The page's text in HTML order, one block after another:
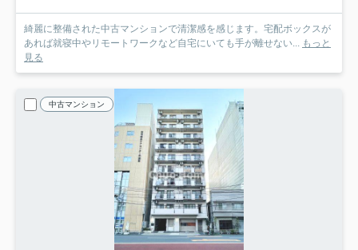
綺麗に整備された中古マンションで清潔感を感じます。宅配ボックスが
あれば就寝中やリモートワークなど自宅にいても手が離せない... もっと
見る
中古マンション